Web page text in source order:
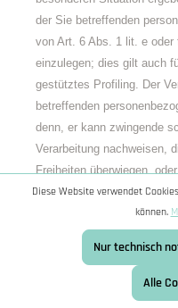
der Sie betreffenden
von Art. 6 Abs. 1 lit. e
einzulegen; dies gilt auch
gestütztes Profiling. Der
betreffenden
denn, er kann zwingende
Verarbeitung nachweisen,
Freiheiten überwiegen,
Geltendmachung,
Rechtsansprüchen.
personenbezogenen
betreiben, haben Sie das
die Verarbeitung der Sie
Daten zum Zwecke
Diese Website verwendet
können.
Nur technisch
Alle